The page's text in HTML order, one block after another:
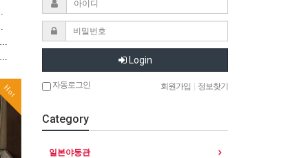
Hot
Login
자동로그인 회원가입 정보찾기
Category
일본야동관